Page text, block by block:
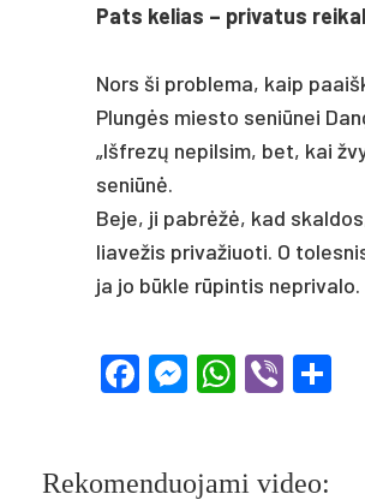
Pats ke­lias – pri­va­tus
Nors ši pro­ble­ma, kaip
Plungės mies­to se­niū­nei
„Išf­rezų ne­pil­sim, bet, kai
se­niūnė.
Be­je, ji pa­brėžė, kad
lia­ve­žis pri­va­žiuo­ti. O
ja jo būkle rūpin­tis ne­pri­va­lo.
Facebook
Messenger
Viber
Rekomenduojami video: